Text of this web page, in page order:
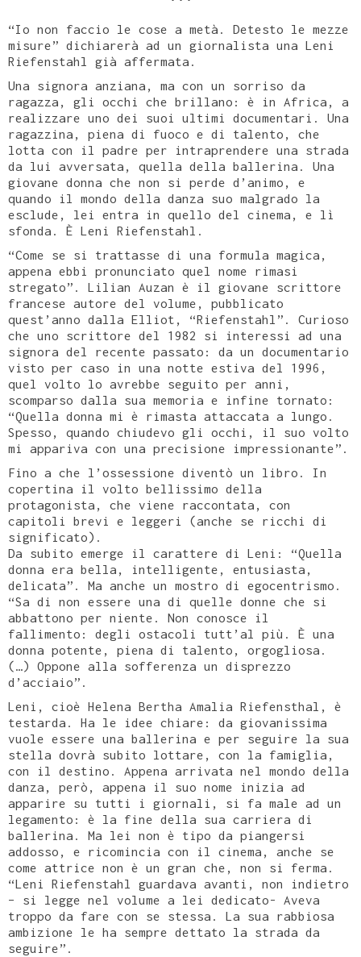
“Io non faccio le cose a metà. Detesto le mezze
misure” dichiarerà ad un giornalista una Leni
Riefenstahl già affermata.
Una signora anziana, ma con un sorriso da
ragazza, gli occhi che brillano: è in Africa, a
realizzare uno dei suoi ultimi documentari. Una
ragazzina, piena di fuoco e di talento, che
lotta con il padre per intraprendere una strada
da lui avversata, quella della ballerina. Una
giovane donna che non si perde d’animo, e
quando il mondo della danza suo malgrado la
esclude, lei entra in quello del cinema, e lì
sfonda. È Leni Riefenstahl.
“Come se si trattasse di una formula magica,
appena ebbi pronunciato quel nome rimasi
stregato”. Lilian Auzan è il giovane scrittore
francese autore del volume, pubblicato
quest’anno dalla Elliot, “Riefenstahl”. Curioso
che uno scrittore del 1982 si interessi ad una
signora del recente passato: da un documentario
visto per caso in una notte estiva del 1996,
quel volto lo avrebbe seguito per anni,
scomparso dalla sua memoria e infine tornato:
“Quella donna mi è rimasta attaccata a lungo.
Spesso, quando chiudevo gli occhi, il suo volto
mi appariva con una precisione impressionante”.
Fino a che l’ossessione diventò un libro. In
copertina il volto bellissimo della
protagonista, che viene raccontata, con
capitoli brevi e leggeri (anche se ricchi di
significato).
Da subito emerge il carattere di Leni: “Quella
donna era bella, intelligente, entusiasta,
delicata”. Ma anche un mostro di egocentrismo.
“Sa di non essere una di quelle donne che si
abbattono per niente. Non conosce il
fallimento: degli ostacoli tutt’al più. È una
donna potente, piena di talento, orgogliosa.
(…) Oppone alla sofferenza un disprezzo
d’acciaio”.
Leni, cioè Helena Bertha Amalia Riefensthal, è
testarda. Ha le idee chiare: da giovanissima
vuole essere una ballerina e per seguire la sua
stella dovrà subito lottare, con la famiglia,
con il destino. Appena arrivata nel mondo della
danza, però, appena il suo nome inizia ad
apparire su tutti i giornali, si fa male ad un
legamento: è la fine della sua carriera di
ballerina. Ma lei non è tipo da piangersi
addosso, e ricomincia con il cinema, anche se
come attrice non è un gran che, non si ferma.
“Leni Riefenstahl guardava avanti, non indietro
– si legge nel volume a lei dedicato- Aveva
troppo da fare con se stessa. La sua rabbiosa
ambizione le ha sempre dettato la strada da
seguire”.